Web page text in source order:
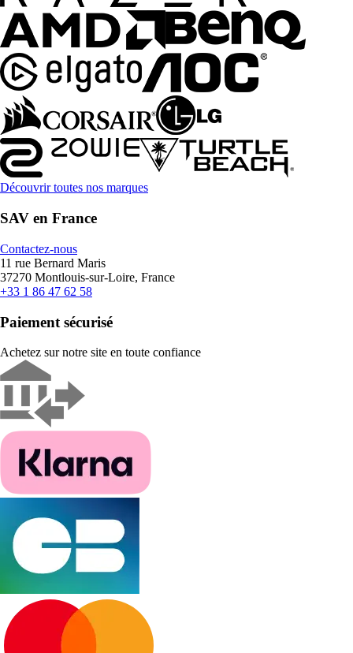
Découvrir toutes nos marques
SAV en France
Contactez-nous
11 rue Bernard Maris
37270 Montlouis-sur-Loire, France
+33 1 86 47 62 58
Paiement sécurisé
Achetez sur notre site en toute confiance